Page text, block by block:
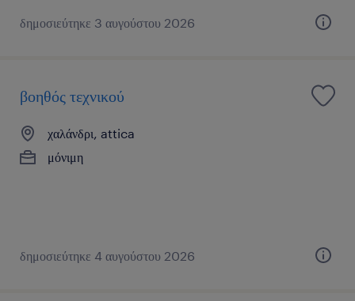
δημοσιεύτηκε 3 αυγούστου 2026
βοηθός τεχνικού
χαλάνδρι, attica
μόνιμη
δημοσιεύτηκε 4 αυγούστου 2026